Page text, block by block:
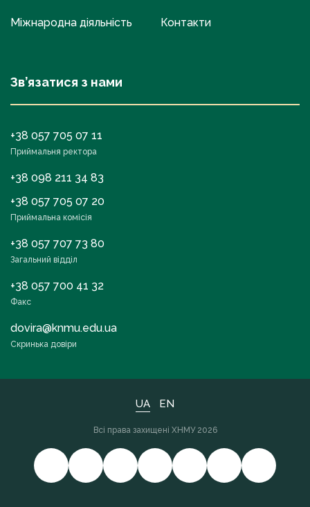
Міжнародна діяльність Контакти
Зв’язатися з нами
+38 057 705 07 11
Приймальня ректора
+38 098 211 34 83
+38 057 705 07 20
Приймальна комісія
+38 057 707 73 80
Загальний відділ
+38 057 700 41 32
Факс
dovira@knmu.edu.ua
Скринька довіри
UA EN
Всі права захищені ХНМУ 2026